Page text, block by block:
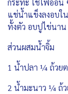
กระทะ ใช้ไฟอ่อน
แช่น้ำแข็งลงอบใ
ทั้งตัว อบปูไข่นา
ส่วนผสมน้ำจิ้ม
1 น้ำปลา ¼ ถ้วยต
2 น้ำมะนาว ¼ ถ้ว